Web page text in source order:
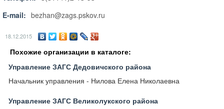
E-mail: bezhan@zags.pskov.ru
18.12.2015
Похожие организации в каталоге:
Управление ЗАГС Дедовичского района
Начальник управления - Нилова Елена Николаевна
Управление ЗАГС Великолукского района